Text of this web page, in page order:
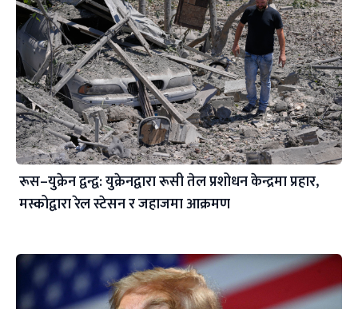
रूस–युक्रेन द्वन्द्व: युक्रेनद्वारा रूसी तेल प्रशोधन केन्द्रमा प्रहार,
मस्कोद्वारा रेल स्टेसन र जहाजमा आक्रमण